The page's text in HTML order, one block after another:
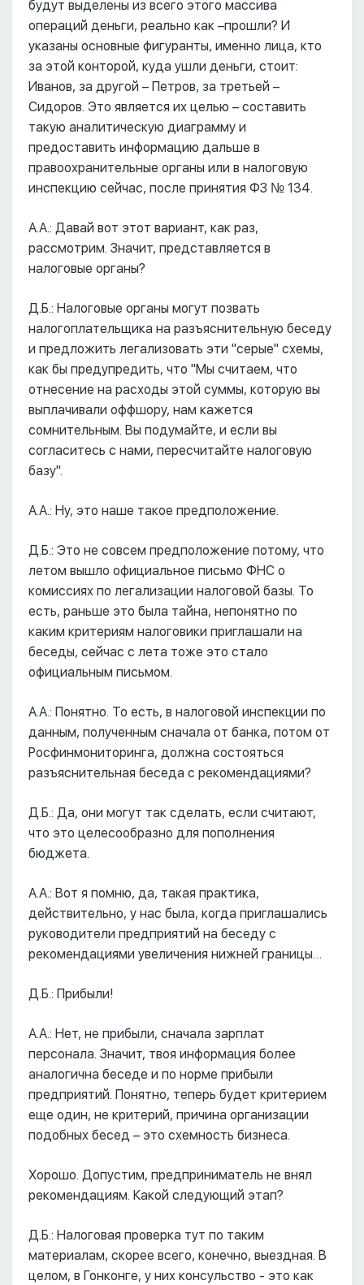
будут выделены из всего этого массива
операций деньги, реально как –прошли? И
указаны основные фигуранты, именно лица, кто
за этой конторой, куда ушли деньги, стоит:
Иванов, за другой – Петров, за третьей –
Сидоров. Это является их целью – составить
такую аналитическую диаграмму и
предоставить информацию дальше в
правоохранительные органы или в налоговую
инспекцию сейчас, после принятия ФЗ № 134.
А.А.: Давай вот этот вариант, как раз,
рассмотрим. Значит, представляется в
налоговые органы?
Д.Б.: Налоговые органы могут позвать
налогоплательщика на разъяснительную беседу
и предложить легализовать эти "серые" схемы,
как бы предупредить, что "Мы считаем, что
отнесение на расходы этой суммы, которую вы
выплачивали оффшору, нам кажется
сомнительным. Вы подумайте, и если вы
согласитесь с нами, пересчитайте налоговую
базу".
А.А.: Ну, это наше такое предположение.
Д.Б.: Это не совсем предположение потому, что
летом вышло официальное письмо ФНС о
комиссиях по легализации налоговой базы. То
есть, раньше это была тайна, непонятно по
каким критериям налоговики приглашали на
беседы, сейчас с лета тоже это стало
официальным письмом.
А.А.: Понятно. То есть, в налоговой инспекции по
данным, полученным сначала от банка, потом от
Росфинмониторинга, должна состояться
разъяснительная беседа с рекомендациями?
Д.Б.: Да, они могут так сделать, если считают,
что это целесообразно для пополнения
бюджета.
А.А.: Вот я помню, да, такая практика,
действительно, у нас была, когда приглашались
руководители предприятий на беседу с
рекомендациями увеличения нижней границы…
Д.Б.: Прибыли!
А.А.: Нет, не прибыли, сначала зарплат
персонала. Значит, твоя информация более
аналогична беседе и по норме прибыли
предприятий. Понятно, теперь будет критерием
еще один, не критерий, причина организации
подобных бесед – это схемность бизнеса.
Хорошо. Допустим, предприниматель не внял
рекомендациям. Какой следующий этап?
Д.Б.: Налоговая проверка тут по таким
материалам, скорее всего, конечно, выездная. В
целом, в Гонконге, у них консульство - это как